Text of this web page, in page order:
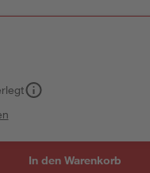
In den Warenkorb